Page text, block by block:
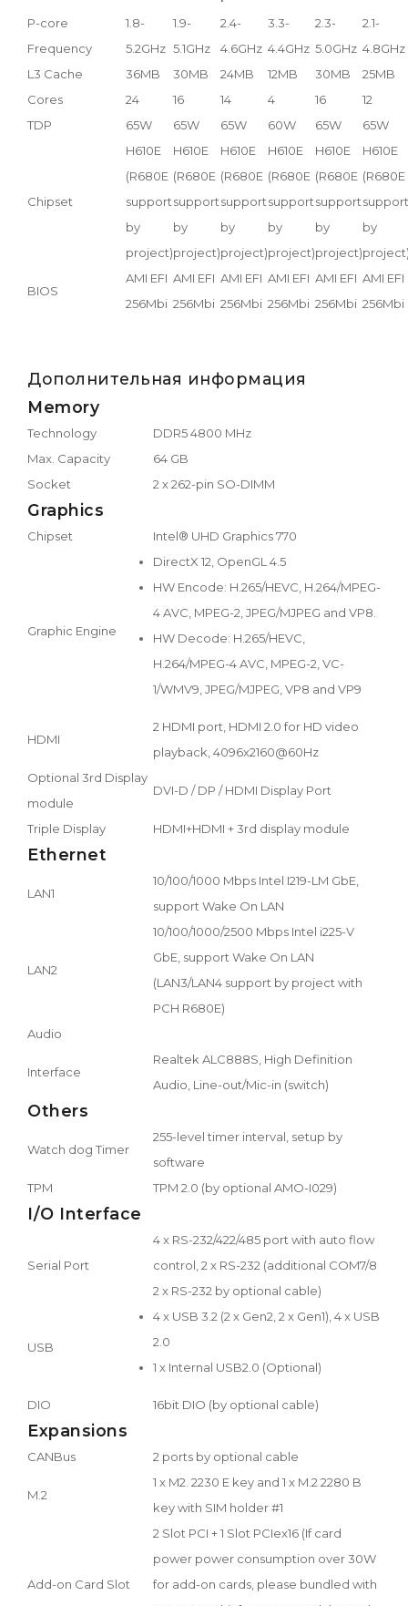
P-core
Frequency
1.8-
5.2GHz
1.9-
5.1GHz
2.4-
4.6GHz
3.3-
4.4GHz
2.3-
5.0GHz
2.1-
4.8GHz
L3 Cache
36MB 30MB 24MB 12MB 30MB
25MB
Cores
24 16 14 4 16
12
TDP
65W 65W 65W 60W 65W 65W
Chipset
H610E
(R680E
support
by
project)
H610E
(R680E
support
by
project)
H610E
(R680E
support
by
project)
H610E
(R680E
support
by
project)
H610E
(R680E
support
by
project)
H610E
(R680E
support
by
BIOS
AMI EFI
256Mbi
AMI EFI
256Mbi
AMI EFI
256Mbi
AMI EFI
256Mbi
AMI EFI
256Mbi
AMI EFI
256Mbi
Дополнительная информация
Memory
Technology
DDR5 4800 MHz
Max. Capacity
64 GB
Socket
2 x 262-pin SO-DIMM
Graphics
Chipset Intel® UHD Graphics 770
Graphic Engine
DirectX 12, OpenGL 4.5
HW Encode: H.265/HEVC, H.264/MPEG-
4 AVC, MPEG-2, JPEG/MJPEG and VP8.
HW Decode: H.265/HEVC,
H.264/MPEG-4 AVC, MPEG-2, VC-
1/WMV9, JPEG/MJPEG, VP8 and VP9
HDMI
2 HDMI port, HDMI 2.0 for HD video
playback, 4096x2160@60Hz
Optional 3rd Display
module
DVI-D / DP / HDMI Display Port
Triple Display HDMI+HDMI + 3rd display module
Ethernet
LAN1
10/100/1000 Mbps Intel I219-LM GbE,
support Wake On LAN
LAN2
10/100/1000/2500 Mbps Intel i225-V
GbE, support Wake On LAN
(LAN3/LAN4 support by project with
PCH R680E)
Audio
Interface
Realtek ALC888S, High Definition
Audio, Line-out/Mic-in (switch)
Others
Watch dog Timer
255-level timer interval, setup by
software
TPM
TPM 2.0 (by optional AMO-I029)
I/O Interface
Serial Port
4 x RS-232/422/485 port with auto flow
control, 2 x RS-232 (additional COM7/8
2 x RS-232 by optional cable)
USB
4 x USB 3.2 (2 x Gen2, 2 x Gen1), 4 x USB
2.0
1 x Internal USB2.0 (Optional)
DIO 16bit DIO (by optional cable)
Expansions
CANBus 2 ports by optional cable
M.2
1 x M2. 2230 E key and 1 x M.2 2280 B
key with SIM holder #1
Add-on Card Slot
2 Slot PCI + 1 Slot PCIex16 (If card
power power consumption over 30W
for add-on cards, please bundled with